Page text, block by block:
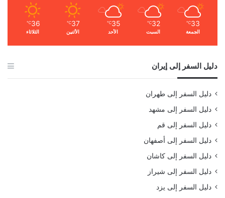
33
℃
الجمعة
32
℃
السبت
35
℃
الأحد
37
℃
الأثنين
36
℃
الثلاثاء
دليل السفر إلى إيران
دليل السفر إلى طهران
دليل السفر إلى مشهد
دليل السفر إلى قم
دليل السفر إلى أصفهان
دليل السفر إلى كاشان
دليل السفر إلى شيراز
دليل السفر إلى يزد